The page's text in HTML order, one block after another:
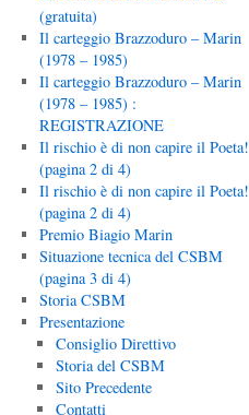
(gratuita)
Il carteggio Brazzoduro – Marin
(1978 – 1985)
Il carteggio Brazzoduro – Marin
(1978 – 1985) :
REGISTRAZIONE
Il rischio è di non capire il Poeta!
(pagina 2 di 4)
Il rischio è di non capire il Poeta!
(pagina 2 di 4)
Premio Biagio Marin
Situazione tecnica del CSBM
(pagina 3 di 4)
Storia CSBM
Presentazione
Consiglio Direttivo
Storia del CSBM
Sito Precedente
Contatti